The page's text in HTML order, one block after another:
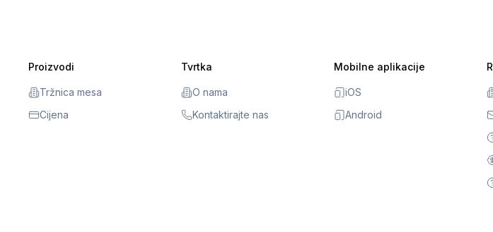
Proizvodi
Tržnica mesa
Cijena
Tvrtka
O nama
Kontaktirajte nas
Mobilne aplikacije
iOS
Android